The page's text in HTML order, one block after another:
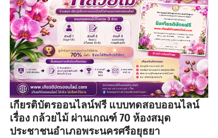
เกียรติบัตรออนไลน์ฟรี แบบทดสอบออนไลน์
เรื่อง กล้วยไม้ ผ่านเกณฑ์ 70 ห้องสมุด
ประชาชนอำเภอพระนครศรีอยุธยา